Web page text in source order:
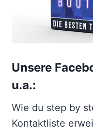
Unsere
u.a.:
Wie du step by
Kontaktliste